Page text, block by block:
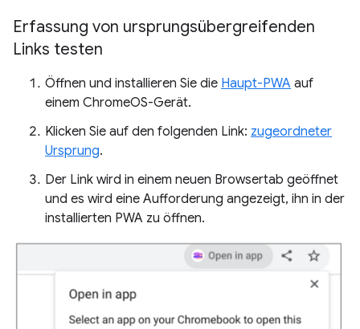
Erfassung von ursprungsübergreifenden
Links testen
Öffnen und installieren Sie die Haupt-PWA auf
einem ChromeOS-Gerät.
Klicken Sie auf den folgenden Link: zugeordneter
Ursprung.
Der Link wird in einem neuen Browsertab geöffnet
und es wird eine Aufforderung angezeigt, ihn in der
installierten PWA zu öffnen.